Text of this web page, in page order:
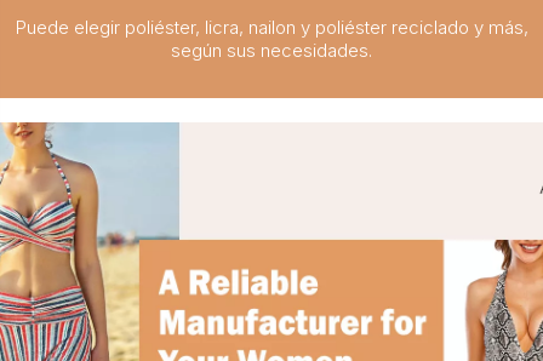
Puede elegir poliéster, licra, nailon y poliéster reciclado y más,
según sus necesidades.